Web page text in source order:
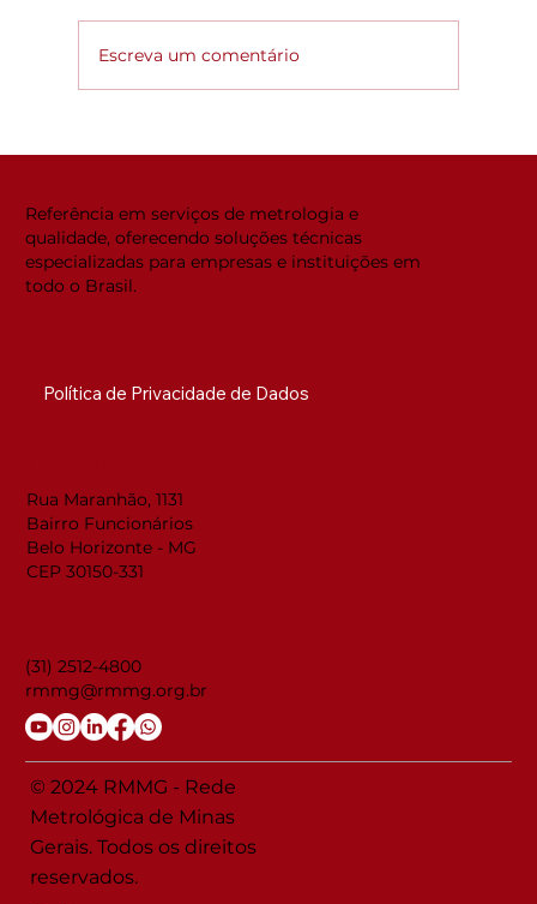
Escreva um comentário
Referência em serviços de metrologia e
qualidade, oferecendo soluções técnicas
especializadas para empresas e instituições em
todo o Brasil.
Política de Privacidade de Dados
Rua Maranhão, 1131
Bairro Funcionários
Belo Horizonte - MG
CEP 30150-331
(31) 2512-4800
rmmg@rmmg.org.br
© 2024 RMMG - Rede
Metrológica de Minas
Gerais. Todos os direitos
reservados.